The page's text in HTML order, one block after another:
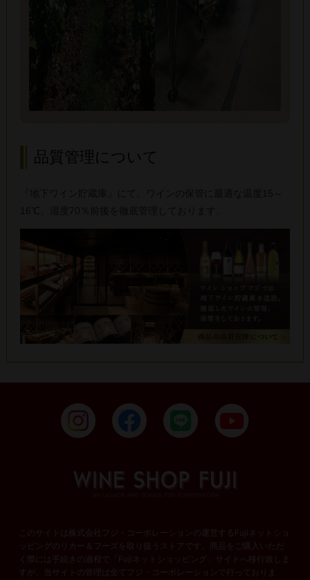
品質管理について
このサイトは株式会社フジ・コーポレーションの運営するFujiネットショ
ッピングのリカー＆フーズを取り扱うストアです。商品をご購入いただ
く際には手続きの過程で「Fujiネットショッピング」サイトへ移行致しま
すが、当サイトの管理は全てフジ・コーポレーションで行っておりま